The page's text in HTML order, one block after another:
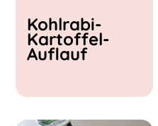
Kohlrabi-
Kartoffel-
Auflauf